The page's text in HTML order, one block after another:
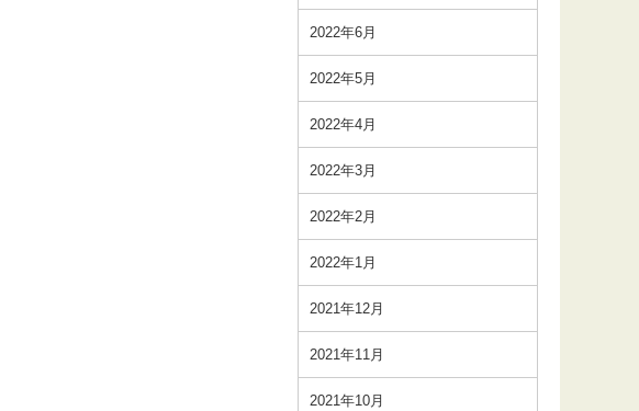
2022年6月
2022年5月
2022年4月
2022年3月
2022年2月
2022年1月
2021年12月
2021年11月
2021年10月